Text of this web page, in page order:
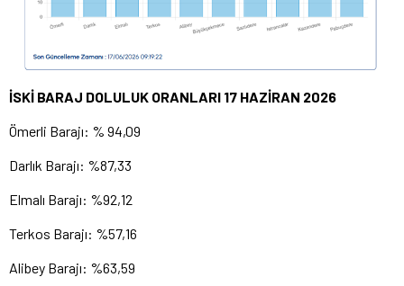
İSKİ BARAJ DOLULUK ORANLARI 17 HAZİRAN 2026
Ömerli Barajı: % 94,09
Darlık Barajı: %87,33
Elmalı Barajı: %92,12
Terkos Barajı: %57,16
Alibey Barajı: %63,59